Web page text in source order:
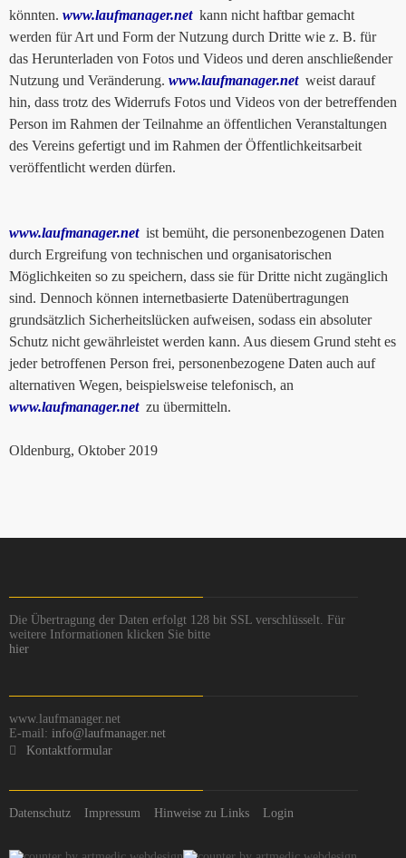
könnten. www.laufmanager.netkann nicht haftbar gemacht
werden für Art und Form der Nutzung durch Dritte wie z. B. für
das Herunterladen von Fotos und Videos und deren anschließender
Nutzung und Veränderung. www.laufmanager.netweist darauf
hin, dass trotz des Widerrufs Fotos und Videos von der betreffenden
Person im Rahmen der Teilnahme an öffentlichen Veranstaltungen
des Vereins gefertigt und im Rahmen der Öffentlichkeitsarbeit
veröffentlicht werden dürfen.
www.laufmanager.netist bemüht, die personenbezogenen Daten
durch Ergreifung von technischen und organisatorischen
Möglichkeiten so zu speichern, dass sie für Dritte nicht zugänglich
sind. Dennoch können internetbasierte Datenübertragungen
grundsätzlich Sicherheitslücken aufweisen, sodass ein absoluter
Schutz nicht gewährleistet werden kann. Aus diesem Grund steht es
jeder betroffenen Person frei, personenbezogene Daten auch auf
alternativen Wegen, beispielsweise telefonisch, an
www.laufmanager.netzu übermitteln.
Oldenburg, Oktober 2019
Die Übertragung der Daten erfolgt 128 bit SSL verschlüsselt. Für
weitere Informationen klicken Sie bitte
hier
www.laufmanager.net
E-mail: info@laufmanager.net
Kontaktformular
Datenschutz Impressum Hinweise zu Links Login